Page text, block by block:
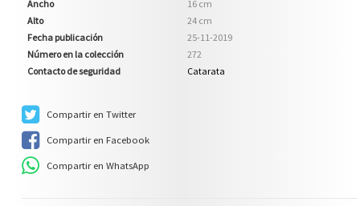
Ancho
16 cm
Alto
24 cm
Fecha publicación
25-11-2019
Número en la colección
272
Contacto de seguridad
Catarata
Compartir en Twitter
Compartir en Facebook
Compartir en WhatsApp